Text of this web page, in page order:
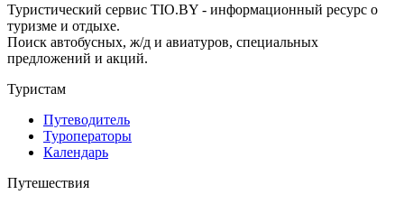
Туристический сервис TIO.BY - информационный ресурс о
туризме и отдыхе.
Поиск автобусных, ж/д и авиатуров, специальных
предложений и акций.
Туристам
Путеводитель
Туроператоры
Календарь
Путешествия